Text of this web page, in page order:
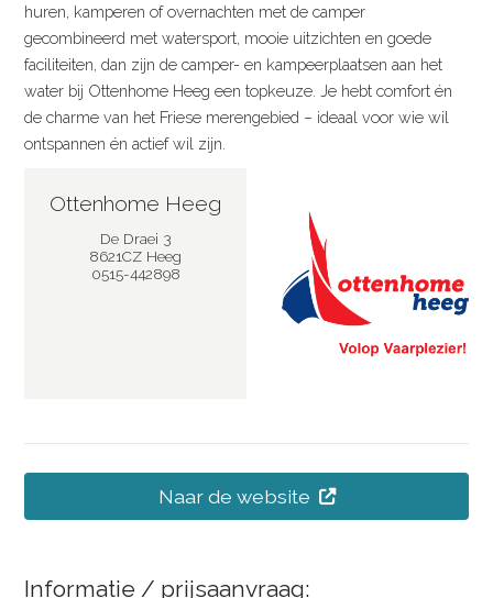
huren, kamperen of overnachten met de camper
gecombineerd met watersport, mooie uitzichten en goede
faciliteiten, dan zijn de camper- en kampeerplaatsen aan het
water bij Ottenhome Heeg een topkeuze. Je hebt comfort én
de charme van het Friese merengebied – ideaal voor wie wil
ontspannen én actief wil zijn.
Ottenhome Heeg
De Draei 3
8621CZ Heeg
0515-442898
Naar de website
Informatie / prijsaanvraag: